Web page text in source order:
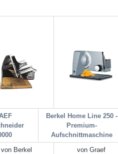
Berkel Home Line 250 -
Premium-
Aufschnittmaschine
von Berkel von Graef